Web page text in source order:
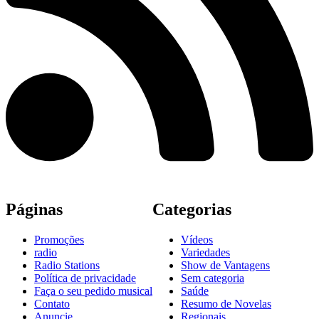
Páginas
Promoções
radio
Radio Stations
Política de privacidade
Faça o seu pedido musical
Contato
Anuncie
Categorias
Vídeos
Variedades
Show de Vantagens
Sem categoria
Saúde
Resumo de Novelas
Regionais